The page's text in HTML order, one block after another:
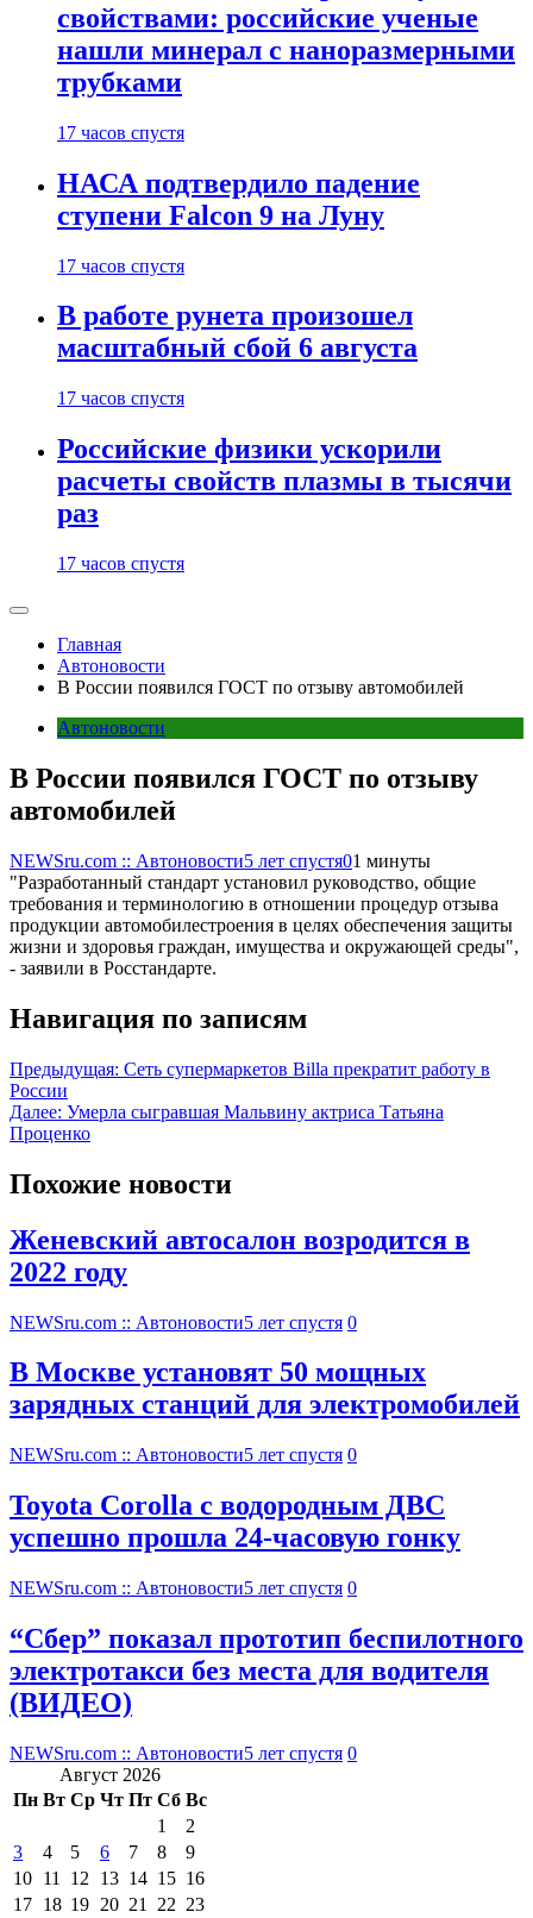
свойствами: российские ученые
нашли минерал с наноразмерными
трубками
17 часов спустя
НАСА подтвердило падение
ступени Falcon 9 на Луну
17 часов спустя
В работе рунета произошел
масштабный сбой 6 августа
17 часов спустя
Российские физики ускорили
расчеты свойств плазмы в тысячи
раз
17 часов спустя
Главная
Автоновости
В России появился ГОСТ по отзыву автомобилей
Автоновости
В России появился ГОСТ по отзыву
автомобилей
NEWSru.com :: Автоновости5 лет спустя01 минуты
"Разработанный стандарт установил руководство, общие
требования и терминологию в отношении процедур отзыва
продукции автомобилестроения в целях обеспечения защиты
жизни и здоровья граждан, имущества и окружающей среды",
- заявили в Росстандарте.
Навигация по записям
Предыдущая: Сеть супермаркетов Billa прекратит работу в
России
Далее: Умерла сыгравшая Мальвину актриса Татьяна
Проценко
Похожие новости
Женевский автосалон возродится в
2022 году
NEWSru.com :: Автоновости5 лет спустя 0
В Москве установят 50 мощных
зарядных станций для электромобилей
NEWSru.com :: Автоновости5 лет спустя 0
Toyota Corolla с водородным ДВС
успешно прошла 24-часовую гонку
NEWSru.com :: Автоновости5 лет спустя 0
“Сбер” показал прототип беспилотного
электротакси без места для водителя
(ВИДЕО)
NEWSru.com :: Автоновости5 лет спустя 0
Август 2026
Пн Вт Ср Чт Пт Сб Вс
1
2
3
4 5 6 7 8
9
10 11 12 13 14 15 16
17 18 19 20 21 22 23